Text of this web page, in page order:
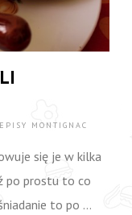
MONTIGNAC
się je w kilka
po prostu to co
to po …